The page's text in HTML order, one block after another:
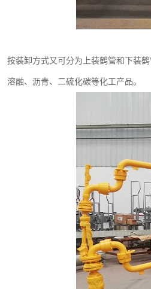
按装卸方式又可分为上装鹤管和下装
溶融、沥青、二硫化碳等化工产品。